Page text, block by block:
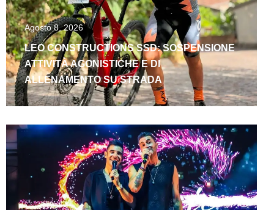
Agosto 8, 2026
LEO CONSTRUCTIONS SSD: SOSPENSIONE
ATTIVITÀ AGONISTICHE E DI
ALLENAMENTO SU STRADA